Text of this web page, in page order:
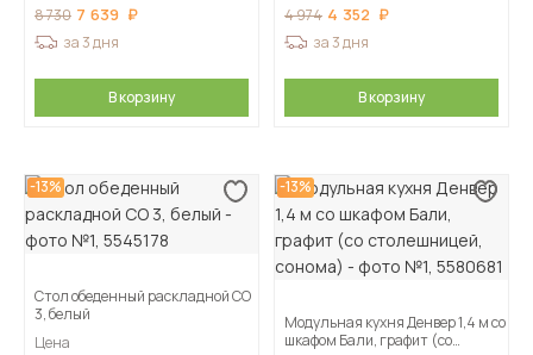
8 730 7 639
за 3 дня
В корзину
4 974 4 352
за 3 дня
В корзину
-13%
Стол обеденный раскладной СО
3, белый
Цена
-13%
Модульная кухня Денвер 1,4 м со
шкафом Бали, графит (со